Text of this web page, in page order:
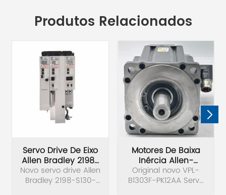
Produtos Relacionados
Servo Drive De Eixo
Allen Bradley 2198-
S130-ERS3
Novo servo drive Allen
Bradley 2198-S130-
Motores De Baixa
Inércia Allen-
Bradley VPL-B1303F-
PK12AA
Original novo VPL-
B1303F-PK12AA Servo